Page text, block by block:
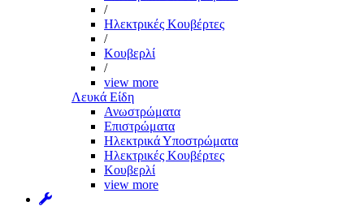
/
Ηλεκτρικές Κουβέρτες
/
Κουβερλί
/
view more
Λευκά Είδη
Ανωστρώματα
Επιστρώματα
Ηλεκτρικά Υποστρώματα
Ηλεκτρικές Κουβέρτες
Κουβερλί
view more